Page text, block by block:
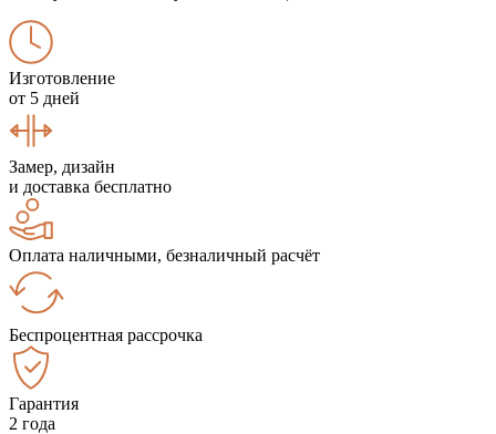
Изготовление
от 5 дней
Замер, дизайн
и доставка бесплатно
Оплата наличными, безналичный расчёт
Беспроцентная рассрочка
Гарантия
2 года